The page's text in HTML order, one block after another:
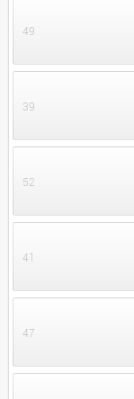
49
39
52
41
47